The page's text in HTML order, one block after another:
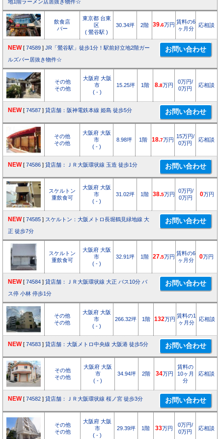
地1階ラーメン店居抜き物件☆
飲食店
バー
東京都 台東
区
( 鶯谷駅 )
30.34坪 2階 39.6万円 賃料の6
ヶ月分
応相談
NEW [ 74589 ] JR「鶯谷駅」徒歩1分！駅前好立地2階ガー
ルズバー居抜き物件☆
その他
その他
大阪府 大阪
市
( - )
15.25坪 1階 8.8万円
0万円/
0万円
応相談
NEW [ 74587 ] 貸店舗：阪神電鉄本線 姫島 徒歩5分
その他
その他
大阪府 大阪
市
( - )
8.98坪 1階 18.7万円
15万円/
0万円
応相談
NEW [ 74586 ] 貸店舗：ＪＲ大阪環状線 玉造 徒歩1分
スケルトン
重飲食可
大阪府 大阪
市
( - )
31.02坪 1階 38.5万円
0万円/
0万円
0万円
NEW [ 74585 ] スケルトン：大阪メトロ長堀鶴見緑地線 大
正 徒歩7分
スケルトン
重飲食可
大阪府 大阪
市
( - )
32.91坪 1階 27.5万円
賃料の6
ヶ月分
0万円
NEW [ 74584 ] 貸店舗：ＪＲ大阪環状線 大正 バス10分 バ
ス停 小林 停歩1分
その他
その他
大阪府 大阪
市
( - )
266.32坪 1階 132万円
賃料の1
ヶ月分
応相談
NEW [ 74583 ] 貸店舗：大阪メトロ中央線 大阪港 徒歩5分
その他
その他
大阪府 大阪
市
( - )
34.94坪 2階 34万円
賃料の
10ヶ月
分
応相談
NEW [ 74582 ] 貸店舗：ＪＲ大阪環状線 桜ノ宮 徒歩3分
その他
その他
大阪府 大阪
市
( - )
29.39坪 1階 33万円
0万円/
0万円
応相談